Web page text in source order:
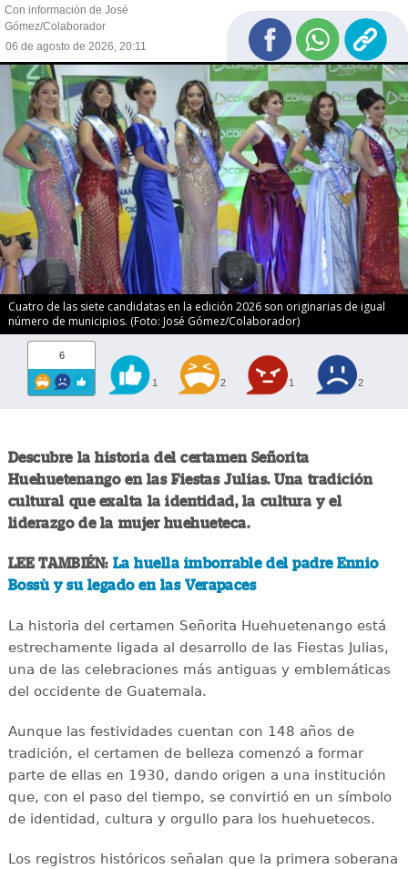
Con información de José
Gómez/Colaborador
06 de agosto de 2026, 20:11
Cuatro de las siete candidatas en la edición 2026 son originarias de igual
número de municipios. (Foto: José Gómez/Colaborador)
6
1 2 1 2
Descubre la historia del certamen Señorita
Huehuetenango en las Fiestas Julias. Una tradición
cultural que exalta la identidad, la cultura y el
liderazgo de la mujer huehueteca.
LEE TAMBIÉN: La huella imborrable del padre Ennio
Bossù y su legado en las Verapaces
La historia del certamen Señorita Huehuetenango está
estrechamente ligada al desarrollo de las Fiestas Julias,
una de las celebraciones más antiguas y emblemáticas
del occidente de Guatemala.
Aunque las festividades cuentan con 148 años de
tradición, el certamen de belleza comenzó a formar
parte de ellas en 1930, dando origen a una institución
que, con el paso del tiempo, se convirtió en un símbolo
de identidad, cultura y orgullo para los huehuetecos.
Los registros históricos señalan que la primera soberana